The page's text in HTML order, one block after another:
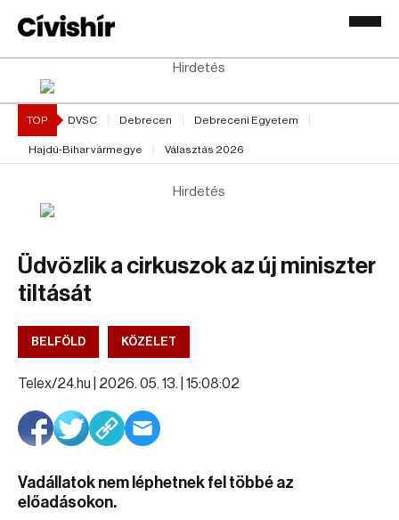
Hirdetés
TOP DVSC Debrecen Debreceni Egyetem
Hajdú-Bihar vármegye Választás 2026
Hirdetés
Üdvözlik a cirkuszok az új miniszter
tiltását
BELFÖLD KÖZÉLET
Telex/24.hu | 2026. 05. 13. | 15:08:02
Vadállatok nem léphetnek fel többé az
előadásokon.